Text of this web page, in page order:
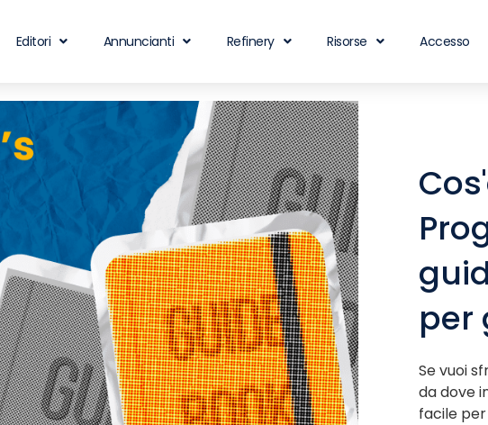
Editori Annuncianti Refinery Risorse Accesso
per
Se vuoi
da dove
facile